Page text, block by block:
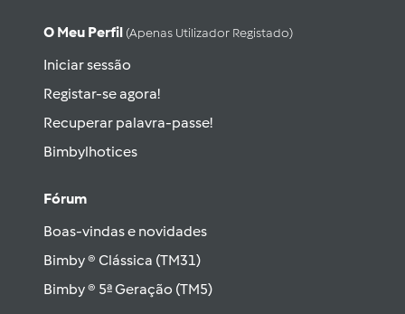
O Meu Perfil (apenas Utilizador Registado)
Iniciar sessão
Registar-se agora!
Recuperar palavra-passe!
Bimbylhotices
Fórum
Boas-vindas e novidades
Bimby ® Clássica (TM31)
Bimby ® 5ª Geração (TM5)